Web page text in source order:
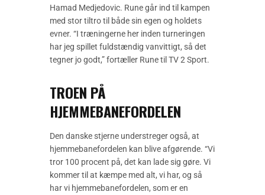
Hamad Medjedovic. Rune går ind til kampen
med stor tiltro til både sin egen og holdets
evner. “I træningerne her inden turneringen
har jeg spillet fuldstændig vanvittigt, så det
tegner jo godt,” fortæller Rune til TV 2 Sport.
TROEN PÅ
HJEMMEBANEFORDELEN
Den danske stjerne understreger også, at
hjemmebanefordelen kan blive afgørende. “Vi
tror 100 procent på, det kan lade sig gøre. Vi
kommer til at kæmpe med alt, vi har, og så
har vi hjemmebanefordelen, som er en